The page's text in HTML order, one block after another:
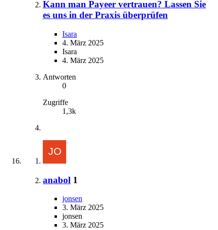
Kann man Payeer vertrauen? Lassen Sie
es uns in der Praxis überprüfen
Isara
4. März 2025
Isara
4. März 2025
Antworten
0
Zugriffe
1,3k
anabol 1
jonsen
3. März 2025
jonsen
3. März 2025